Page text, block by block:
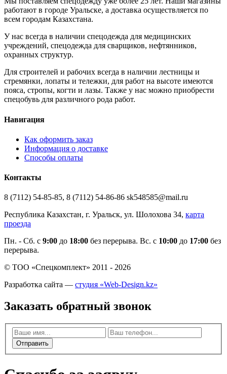
работают в городе Уральске, а доставка осуществляется по
всем городам Казахстана.
У нас всегда в наличии спецодежда для медицинских
учреждений, спецодежда для сварщиков, нефтянников,
охранных структур.
Для строителей и рабочих всегда в наличии лестницы и
стремянки, лопаты и тележки, для работ на высоте имеются
пояса, стропы, когти и лазы. Также у нас можно приобрести
спецобувь для различного рода работ.
Навигация
Как оформить заказ
Информация о доставке
Способы оплаты
Контакты
8 (7112) 54-85-85, 8 (7112) 54-86-86 sk548585@mail.ru
Республика Казахстан, г. Уральск, ул. Шолохова 34, карта
проезда
Пн. - Cб. с 9:00 до 18:00 без перерыва. Вс. с 10:00 до 17:00 без
перерыва.
© ТОО «Спецкомплект» 2011 - 2026
Разработка сайта — студия «Web-Design.kz»
Заказать обратный звонок
Отправить